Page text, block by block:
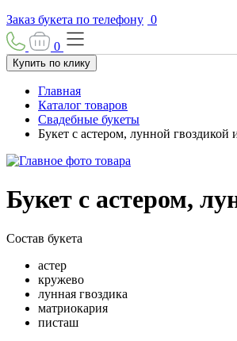
Заказ букета по телефону 0
0
Купить по клику
Главная
Каталог товаров
Свадебные букеты
Букет с астером, лунной
Букет с астером,
Состав букета
астер
кружево
лунная гвоздика
матриокария
писташ